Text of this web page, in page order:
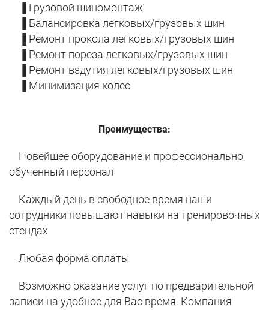
▐ Грузовой шиномонтаж
▐ Балансировка легковых/грузовых шин
▐ Ремонт прокола легковых/грузовых шин
▐ Ремонт пореза легковых/грузовых шин
▐ Ремонт вздутия легковых/грузовых шин
▐ Минимизация колес
Преимущества:
Новейшее оборудование и профессионально
обученный персонал
Каждый день в свободное время наши
сотрудники повышают навыки на тренировочных
стендах
Любая форма оплаты
Возможно оказание услуг по предварительной
записи на удобное для Вас время. Компания